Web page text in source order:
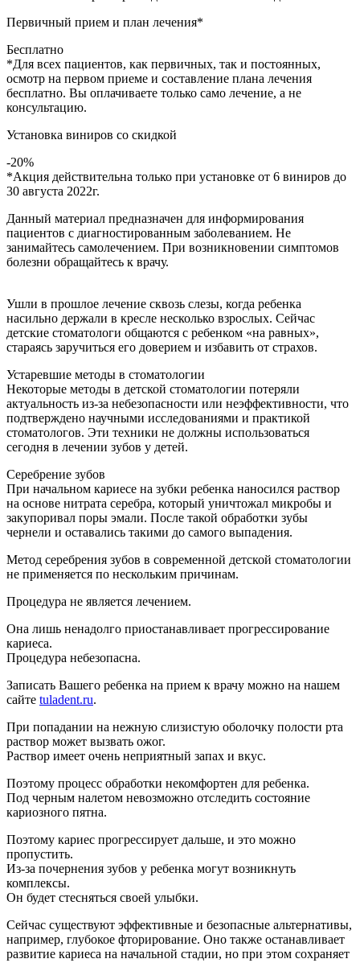
Первичный прием и план лечения*
Бесплатно
*Для всех пациентов, как первичных, так и постоянных,
осмотр на первом приеме и составление плана лечения
бесплатно. Вы оплачиваете только само лечение, а не
консультацию.
Установка виниров со скидкой
-20%
*Акция действительна только при установке от 6 виниров до
30 августа 2022г.
Данный материал предназначен для информирования
пациентов с диагностированным заболеванием. Не
занимайтесь самолечением. При возникновении симптомов
болезни обращайтесь к врачу.
Ушли в прошлое лечение сквозь слезы, когда ребенка
насильно держали в кресле несколько взрослых. Сейчас
детские стоматологи общаются с ребенком «на равных»,
стараясь заручиться его доверием и избавить от страхов.
Устаревшие методы в стоматологии
Некоторые методы в детской стоматологии потеряли
актуальность из-за небезопасности или неэффективности, что
подтверждено научными исследованиями и практикой
стоматологов. Эти техники не должны использоваться
сегодня в лечении зубов у детей.
Серебрение зубов
При начальном кариесе на зубки ребенка наносился раствор
на основе нитрата серебра, который уничтожал микробы и
закупоривал поры эмали. После такой обработки зубы
чернели и оставались такими до самого выпадения.
Метод серебрения зубов в современной детской стоматологии
не применяется по нескольким причинам.
Процедура не является лечением.
Она лишь ненадолго приостанавливает прогрессирование
кариеса.
Процедура небезопасна.
Записать Вашего ребенка на прием к врачу можно на нашем
сайте tuladent.ru.
При попадании на нежную слизистую оболочку полости рта
раствор может вызвать ожог.
Раствор имеет очень неприятный запах и вкус.
Поэтому процесс обработки некомфортен для ребенка.
Под черным налетом невозможно отследить состояние
кариозного пятна.
Поэтому кариес прогрессирует дальше, и это можно
пропустить.
Из-за почернения зубов у ребенка могут возникнуть
комплексы.
Он будет стесняться своей улыбки.
Сейчас существуют эффективные и безопасные альтернативы,
например, глубокое фторирование. Оно также останавливает
развитие кариеса на начальной стадии, но при этом сохраняет